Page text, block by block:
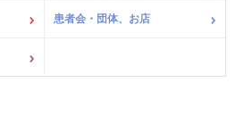
患者会・団体、お店